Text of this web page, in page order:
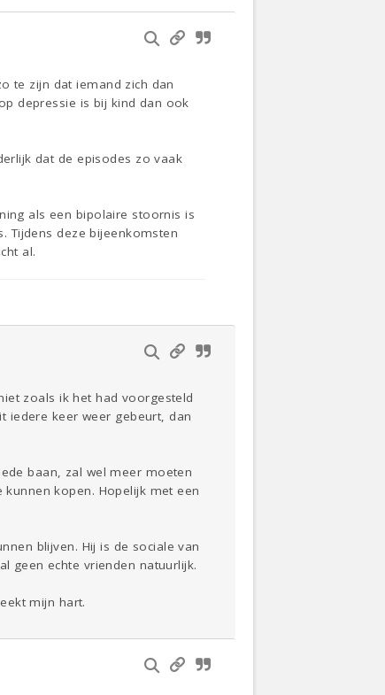
te zijn dat iemand zich dan
depressie is bij kind dan ook
dat de episodes zo vaak
als een bipolaire stoornis is
Tijdens deze bijeenkomsten
al.
zoals ik het had voorgesteld
iedere keer weer gebeurt, dan
baan, zal wel meer moeten
kopen. Hopelijk met een
blijven. Hij is de sociale van
geen echte vrienden natuurlijk.
mijn hart.